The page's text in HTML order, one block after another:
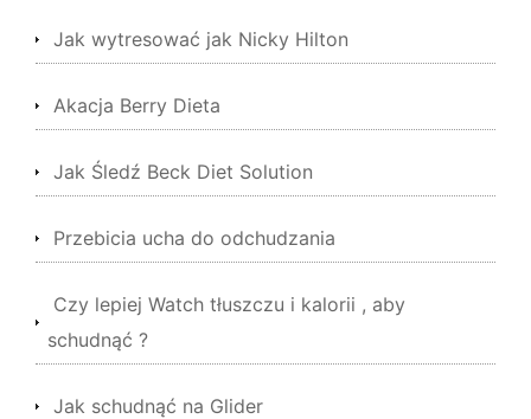
Jak wytresować jak Nicky Hilton
Akacja Berry Dieta
Jak Śledź Beck Diet Solution
Przebicia ucha do odchudzania
Czy lepiej Watch tłuszczu i kalorii , aby
schudnąć ?
Jak schudnąć na Glider